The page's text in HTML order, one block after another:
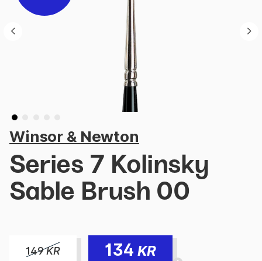
Winsor & Newton
Series 7 Kolinsky
Sable Brush 00
149KR 134 KR